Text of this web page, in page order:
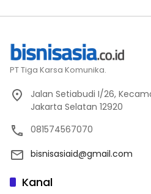
PT Tiga Karsa Komunika.
Jalan Setiabudi I/26,
Jakarta Selatan 12920
081574567070
bisnisasiaid@gmail.com
Kanal